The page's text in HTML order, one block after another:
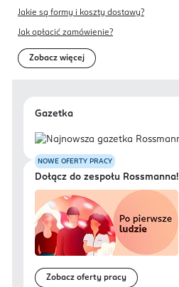
Jakie są formy i koszty dostawy?
Jak opłacić zamówienie?
Zobacz więcej
Gazetka
NOWE OFERTY PRACY
Dołącz do zespołu Rossmanna!
Zobacz oferty pracy